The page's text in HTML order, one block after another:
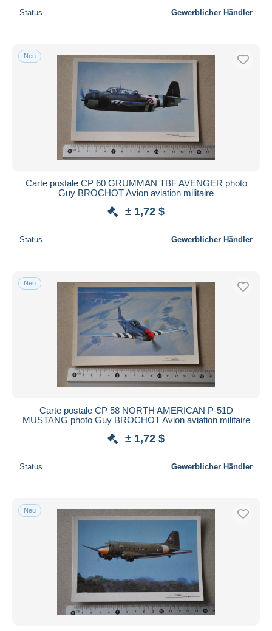
Status Gewerblicher Händler
Neu
Carte postale CP 60 GRUMMAN TBF AVENGER photo
Guy BROCHOT Avion aviation militaire
± 1,72 $
Status Gewerblicher Händler
Neu
Carte postale CP 58 NORTH AMERICAN P-51D
MUSTANG photo Guy BROCHOT Avion aviation militaire
± 1,72 $
Status Gewerblicher Händler
Neu